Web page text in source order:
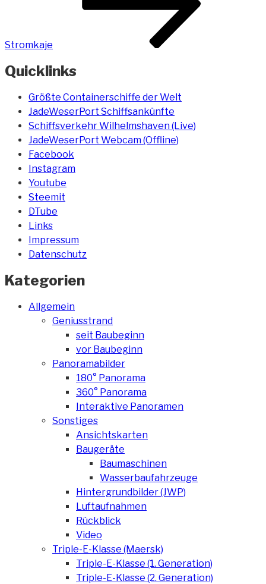
Stromkaje
Quicklinks
Größte Containerschiffe der Welt
JadeWeserPort Schiffsankünfte
Schiffsverkehr Wilhelmshaven (Live)
JadeWeserPort Webcam (Offline)
Facebook
Instagram
Youtube
Steemit
DTube
Links
Impressum
Datenschutz
Kategorien
Allgemein
Geniusstrand
seit Baubeginn
vor Baubeginn
Panoramabilder
180° Panorama
360° Panorama
Interaktive Panoramen
Sonstiges
Ansichtskarten
Baugeräte
Baumaschinen
Wasserbaufahrzeuge
Hintergrundbilder (JWP)
Luftaufnahmen
Rückblick
Video
Triple-E-Klasse (Maersk)
Triple-E-Klasse (1. Generation)
Triple-E-Klasse (2. Generation)